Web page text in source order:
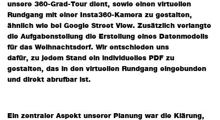
unsere 360-Grad-Tour dient, sowie einen virtuellen
Rundgang mit einer Insta360-Kamera zu gestalten,
ähnlich wie bei Google Street View. Zusätzlich verlangte
die Aufgabenstellung die Erstellung eines Datenmodells
für das Weihnachtsdorf. Wir entschieden uns
dafür, zu jedem Stand ein individuelles PDF zu
gestalten, das in den virtuellen Rundgang eingebunden
und direkt abrufbar ist.
Ein zentraler Aspekt unserer Planung war die Klärung,